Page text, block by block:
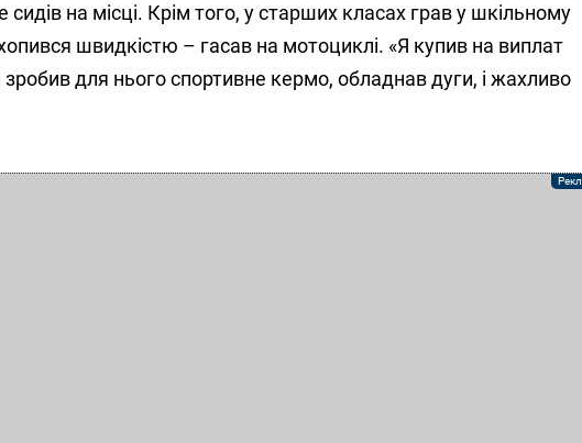
на місці. Крім того, у старших класах грав у шкільному
швидкістю – гасав на мотоциклі. «Я купив на виплат
для нього спортивне кермо, обладнав дуги, і жахливо